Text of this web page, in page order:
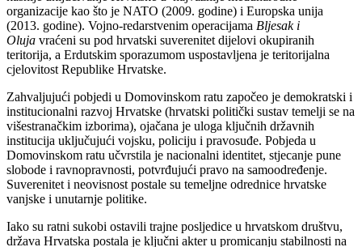
organizacije kao što je NATO (2009. godine) i Europska unija
(2013. godine). Vojno-redarstvenim operacijama Bljesak i
Oluja vraćeni su pod hrvatski suverenitet dijelovi okupiranih
teritorija, a Erdutskim sporazumom uspostavljena je teritorijalna
cjelovitost Republike Hrvatske.
Zahvaljujući pobjedi u Domovinskom ratu započeo je demokratski i
institucionalni razvoj Hrvatske (hrvatski politički sustav temelji se na
višestranačkim izborima), ojačana je uloga ključnih državnih
institucija uključujući vojsku, policiju i pravosuđe. Pobjeda u
Domovinskom ratu učvrstila je nacionalni identitet, stjecanje pune
slobode i ravnopravnosti, potvrđujući pravo na samoodređenje.
Suverenitet i neovisnost postale su temeljne odrednice hrvatske
vanjske i unutarnje politike.
Iako su ratni sukobi ostavili trajne posljedice u hrvatskom društvu,
država Hrvatska postala je ključni akter u promicanju stabilnosti na